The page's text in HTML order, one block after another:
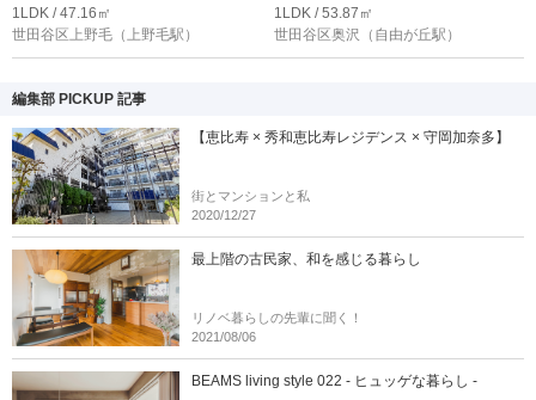
1LDK / 47.16㎡
世田谷区上野毛 （上野毛駅）
1LDK / 53.87㎡
世田谷区奥沢 （自由が丘駅）
編集部 PICKUP 記事
【恵比寿 × 秀和恵比寿レジデンス × 守岡加奈多】
街とマンションと私
2020/12/27
最上階の古民家、和を感じる暮らし
リノベ暮らしの先輩に聞く！
2021/08/06
BEAMS living style 022 - ヒュッゲな暮らし -